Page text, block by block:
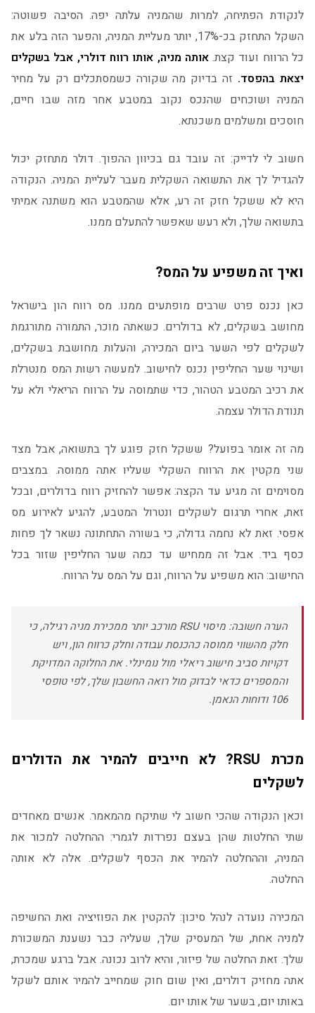
לנקודת הפתיחה, למרות שהמניה עלתה יפה. הסיבה פשוטה:
השקל התחזק בכ-17%, יותר מעליית המניה, והפער הזה בלע את
כל הרווח ועוד קצת.אותה מניה, אותו רווח דולרי, אבל בשקלים
יצאת בהפסד. זה בדיוק מה שקורה כשמסתכלים רק על מחיר
המניה ושוכחים שהנכס נקוב במטבע אחר מזה שבו חיים,
חוסכים ומשלמים משכנתא.
חשוב לי לדייק: זה עובד גם בכיוון ההפוך. דולר מתחזק יכול
להגדיל לך את התשואה השקלית מעבר לעליית המניה. הנקודה
היא לא ששקל חזק זה רע, אלא שהמטבע הוא משתנה אמיתי
בתשואה שלך, ולא רעש שאפשר להתעלם ממנו.
ואיך זה משפיע על המס?
כאן נכנס פרט שרבים מופתעים ממנו. מס רווח הון בישראל
מחושב בשקלים, לא בדולרים. כשאתה מוכר, התמורה מתורגמת
לשקלים לפי השער ביום המכירה, והעלות מחושבת בשקלים,
ושינוי שער החליפין נכנס לחישוב. למעשה רשות המס מנטרלת
את רכיב המטבע הטהור, כדי שתמוסה על הרווח הריאלי ולא על
תנודת הדולר עצמה.
מה זה אומר בפועל? ששקל חזק פוגע לך בתשואה, אבל מצד
שני מקטין את הרווח השקלי שעליו אתה ממוסה. במצבים
מסוימים זה מגיע עד הקצה: אפשר להחזיק רווח בדולרים, ובכל
זאת, אחרי תרגום לשקלים ונטרול המטבע, להגיע לאירוע מס
אפסי. זאת לא נחמה גדולה, כי בשורה התחתונה נשאר לך פחות
כסף ביד. אבל זה ממחיש עד כמה שער החליפין שזור בכל
החישוב: הוא משפיע על הרווח, וגם על המס על הרווח.
הערה חשובה: מיסוי RSU מורכב יותר ממכירת מניה רגילה, כי
חלק מהשווי ממוסה כהכנסת עבודה וחלק כרווח הון, ויש
דקויות סביב חישוב ריאלי מול נומינלי. את החלוקה המדויקת
והמספרים כדאי לבדוק מול רואה החשבון שלך, לפי טופסי
106 ודוחות הנאמן.
מכרת RSU? לא חייבים להמיר את הדולרים
לשקלים
וכאן הנקודה שהכי חשוב לי שתיקח מהמאמר. אנשים מאחדים
שתי החלטות שהן בעצם נפרדות לגמרי: ההחלטה למכור את
המניה, וההחלטה להמיר את הכסף לשקלים. אלה לא אותה
החלטה.
המכירה נועדה לנהל סיכון: להקטין את הפוזיציה ואת החשיפה
למניה אחת, של המעסיק שלך, שעליה כבר נשענת המשכורת
שלך. זאת החלטה של פיזור, והיא לרוב נכונה. אבל ברגע שמכרת,
אתה מחזיק דולרים, ואין שום חוק שמחייב להמיר אותם לשקל
באותו יום, בשער של אותו יום.